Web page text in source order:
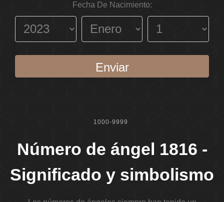
Fecha De Nacimiento:
Enviar
1000-9999
Número de ángel 1816 -
Significado y simbolismo